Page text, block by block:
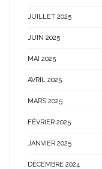
JUILLET 2025
JUIN 2025
MAI 2025
AVRIL 2025
MARS 2025
FÉVRIER 2025
JANVIER 2025
DÉCEMBRE 2024